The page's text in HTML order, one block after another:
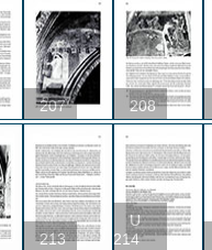
207 208
213
U
214